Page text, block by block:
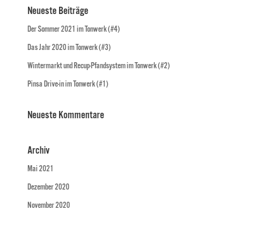
Neueste Beiträge
Der Sommer 2021 im Tonwerk (#4)
Das Jahr 2020 im Tonwerk (#3)
Wintermarkt und Recup-Pfandsystem im Tonwerk (#2)
Pinsa Drive-in im Tonwerk (#1)
Neueste Kommentare
Archiv
Mai 2021
Dezember 2020
November 2020